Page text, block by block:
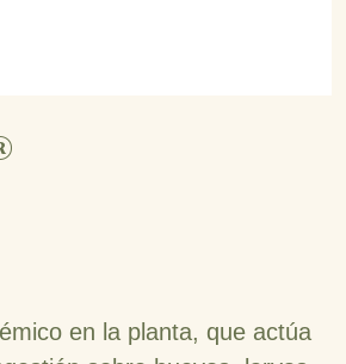
en la planta, que actúa